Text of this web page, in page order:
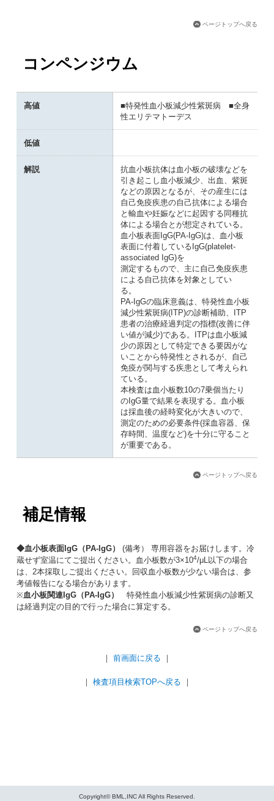
ページトップへ戻る
コンペンジウム
高値
■特発性血小板減少性紫斑病 ■全身
性エリテマトーデス
低値
解説
抗血小板抗体は血小板の破壊などを
引き起こし血小板減少、出血、紫斑
などの原因となるが、その産生には
自己免疫疾患の自己抗体による場合
と輸血や妊娠などに起因する同種抗
体による場合とが想定されている。
血小板表面IgG(PA-IgG)は、血小板
表面に付着しているIgG(platelet-
associated IgG)を
測定するもので、主に自己免疫疾患
による自己抗体を対象としてい
る。
PA-IgGの臨床意義は、特発性血小板
減少性紫斑病(ITP)の診断補助、ITP
患者の治療経過判定の指標(改善に伴
い値が減少)である。ITPは血小板減
少の原因として特定できる要因がな
いことから特発性とされるが、自己
免疫が関与する疾患として考えられ
ている。
本検査は血小板数10の7乗個当たり
のIgG量で結果を表現する。血小板
は採血後の経時変化が大きいので、
測定のための必要条件(採血容器、保
存時間、温度など)を十分に守ること
が重要である。
ページトップへ戻る
補足情報
◆血小板表面IgG（PA-lgG）
(備考） 専用容器をお届けします。冷
蔵せず室温にてご提出ください。血小板数が3×104/μL以下の場合
は、2本採取しご提出ください。回収血小板数が少ない場合は、参
考値報告になる場合があります。
※ 血小板関連IgG（PA-IgG）
特発性血小板減少性紫斑病の診断又
は経過判定の目的で行った場合に算定する。
ページトップへ戻る
｜ 前画面に戻る ｜
｜ 検査項目検索TOPへ戻る ｜
Copyright© BML,INC All Rights Reserved.